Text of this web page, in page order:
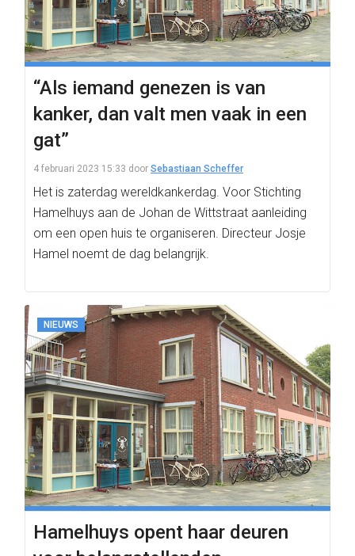
“Als iemand genezen is van
kanker, dan valt men vaak in een
gat”
4 februari 2023 15:33 door Sebastiaan Scheffer
Het is zaterdag wereldkankerdag. Voor Stichting
Hamelhuys aan de Johan de Wittstraat aanleiding
om een open huis te organiseren. Directeur Josje
Hamel noemt de dag belangrijk.
NIEUWS
Hamelhuys opent haar deuren